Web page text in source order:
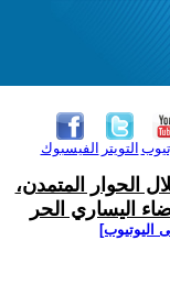
الفيسبوك التويتر
الحوار المتمدن،
اليساري الحر
اليوتيوب]